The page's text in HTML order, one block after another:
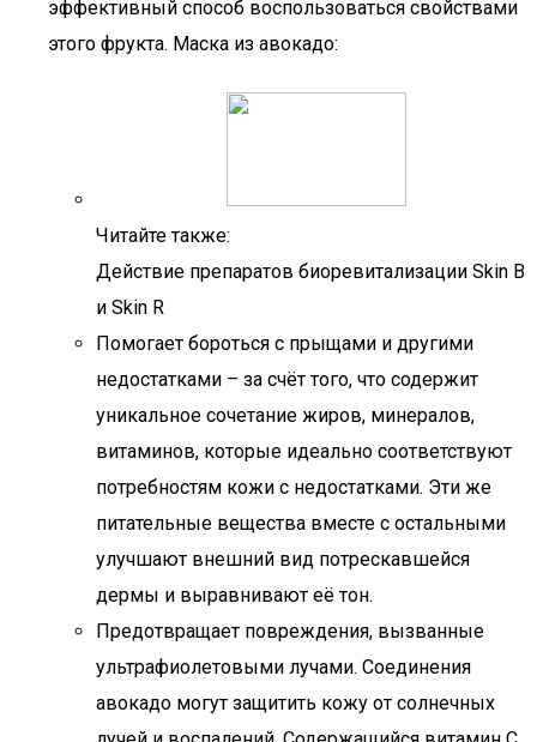
эффективный способ воспользоваться свойствами
этого фрукта. Маска из авокадо:
Читайте также:
Действие препаратов биоревитализации Skin B
и Skin R
Помогает бороться с прыщами и другими
недостатками – за счёт того, что содержит
уникальное сочетание жиров, минералов,
витаминов, которые идеально соответствуют
потребностям кожи с недостатками. Эти же
питательные вещества вместе с остальными
улучшают внешний вид потрескавшейся
дермы и выравнивают её тон.
Предотвращает повреждения, вызванные
ультрафиолетовыми лучами. Соединения
авокадо могут защитить кожу от солнечных